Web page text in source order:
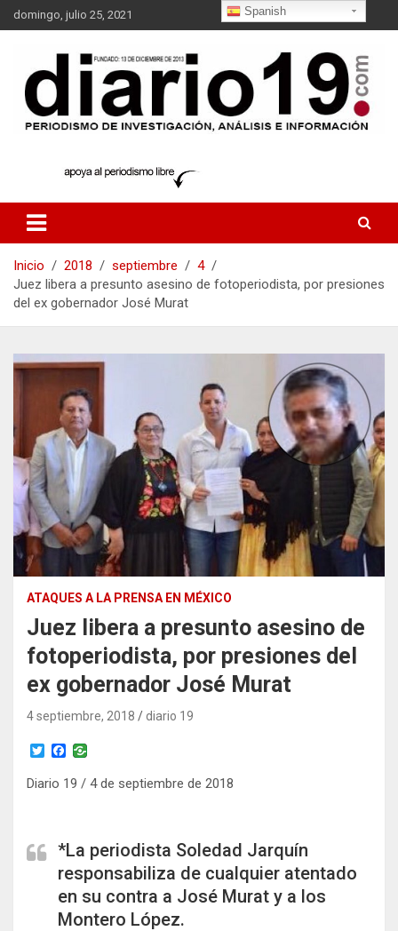
Saltar
al
domingo, julio 25, 2021
Inicio 2018 septiembre
4
Juez libera a presunto asesino de fotoperiodista, por presiones
del ex gobernador José Murat
ATAQUES A LA PRENSA EN MÉXICO
Juez libera a presunto asesino de
fotoperiodista, por presiones del
ex gobernador José Murat
4 septiembre, 2018 diario 19
T
i
t
F
c
e
Diario 19 / 4 de septiembre de 2018
*La periodista Soledad Jarquín
responsabiliza de cualquier atentado
en su contra a José Murat y a los
Montero López.
Spanish